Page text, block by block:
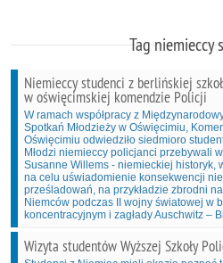
Tag niemieccy
Niemieccy studenci z berlińskiej
w oświęcimskiej komendzie Policji
W ramach współpracy z
Spotkań Młodzieży w Oświęcimiu,
Oświęcimiu odwiedziło siedmioro
Młodzi niemieccy policjanci przebywali
Susanne Willems - niemieckiej historyk,
na celu uświadomienie konsekwencji
prześladowań, na przykładzie zbrodni
Niemców podczas II wojny światowej w
koncentracyjnym i zagłady Auschwitz –
Wizyta studentów Wyższej Szkoły